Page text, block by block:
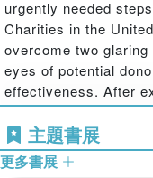
urgently needed
Charities in the
overcome two
eyes of potential
effectiveness. After
deficits, fundraising
Ken Phillips guides
to greater trust and
beneficiaries,
主題書展
更多書展